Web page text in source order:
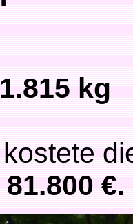
1.815 kg
€.